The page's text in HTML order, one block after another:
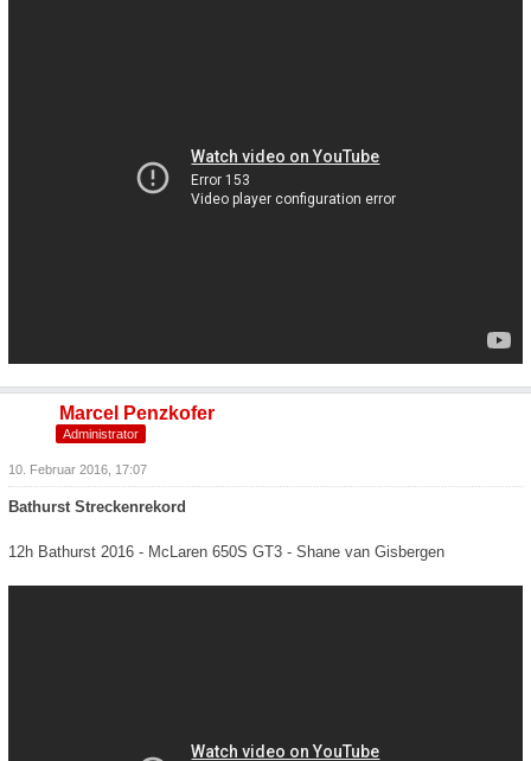
Marcel Penzkofer
Administrator
10. Februar 2016, 17:07
Bathurst Streckenrekord
12h Bathurst 2016 - McLaren 650S GT3 - Shane van Gisbergen